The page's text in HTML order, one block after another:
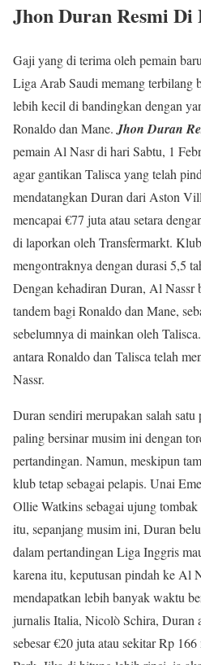
Jhon Duran Resmi Di
Gaji yang di terima oleh pemain
Liga Arab Saudi memang terbilang
lebih kecil di bandingkan dengan
Ronaldo dan Mane.Jhon Duran
pemain Al Nasr di hari Sabtu, 1
agar gantikan Talisca yang telah
mendatangkan Duran dari Aston
mencapai €77 juta atau setara
di laporkan oleh Transfermarkt.
mengontraknya dengan durasi 5,5
Dengan kehadiran Duran, Al Nassr
tandem bagi Ronaldo dan Mane,
sebelumnya di mainkan oleh
antara Ronaldo dan Talisca telah
Nassr.
Duran sendiri merupakan salah
paling bersinar musim ini dengan
pertandingan. Namun, meskipun
klub tetap sebagai pelapis. Unai
Ollie Watkins sebagai ujung
itu, sepanjang musim ini, Duran
dalam pertandingan Liga Inggris
karena itu, keputusan pindah ke Al
mendapatkan lebih banyak waktu
jurnalis Italia, Nicolò Schira, Duran
sebesar €20 juta atau sekitar Rp